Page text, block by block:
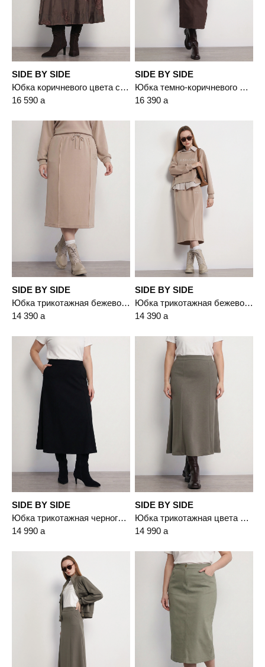
SIDE BY SIDE
Юбка коричневого цвета с эластичным поясом
16 590 a
SIDE BY SIDE
Юбка темно-коричневого цвета из смесового хлопка
16 390 a
SIDE BY SIDE
Юбка трикотажная бежевого цвета с эластичным поясом
14 390 a
SIDE BY SIDE
Юбка трикотажная бежевого цвета с эластичным поясом
14 390 a
SIDE BY SIDE
Юбка трикотажная черного цвета А-силуэта
14 990 a
SIDE BY SIDE
Юбка трикотажная цвета хаки А-силуэта
14 990 a